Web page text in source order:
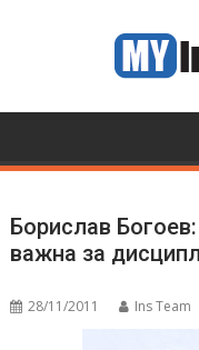
Борислав
важна за
28/11/2011 Ins Team